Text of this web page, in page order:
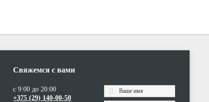
Свяжемся с вами
с 9:00 до 20:00
+375 (29) 140-00-50